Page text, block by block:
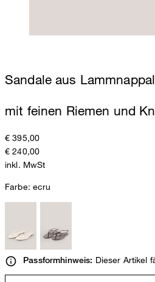
Sandale aus
mit feinen Riemen und
€ 395,00
€ 240,00
inkl. MwSt
Farbe: ecru
Passformhinweis: Dieser Artikel